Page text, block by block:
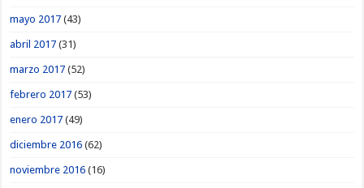
mayo 2017 (43)
abril 2017 (31)
marzo 2017 (52)
febrero 2017 (53)
enero 2017 (49)
diciembre 2016 (62)
noviembre 2016 (16)